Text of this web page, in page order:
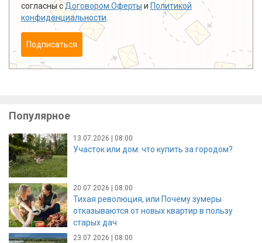
согласны сДоговором Оферты и Политикой
конфиденциальности
Подписаться
Популярное
13.07.2026 | 08:00
Участок или дом: что купить за городом?
20.07.2026 | 08:00
Тихая революция, или Почему зумеры
отказываются от новых квартир в пользу
старых дач
23.07.2026 | 08:00